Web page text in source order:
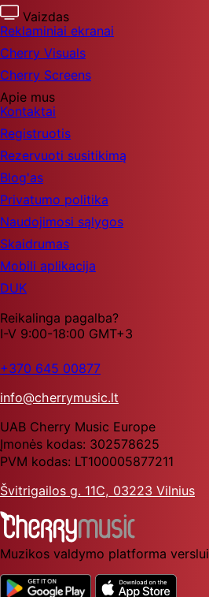
Vaizdas
Reklaminiai ekranai
Cherry Visuals
Cherry Screens
Apie mus
Kontaktai
Registruotis
Rezervuoti susitikimą
Blog'as
Privatumo politika
Naudojimosi sąlygos
Skaidrumas
Mobili aplikacija
DUK
Reikalinga pagalba?
I-V 9:00-18:00 GMT+3
+370 645 00877
info@cherrymusic.lt
UAB Cherry Music Europe
Įmonės kodas: 302578625
PVM kodas: LT100005877211
Švitrigailos g. 11C, 03223 Vilnius
Muzikos valdymo platforma verslui